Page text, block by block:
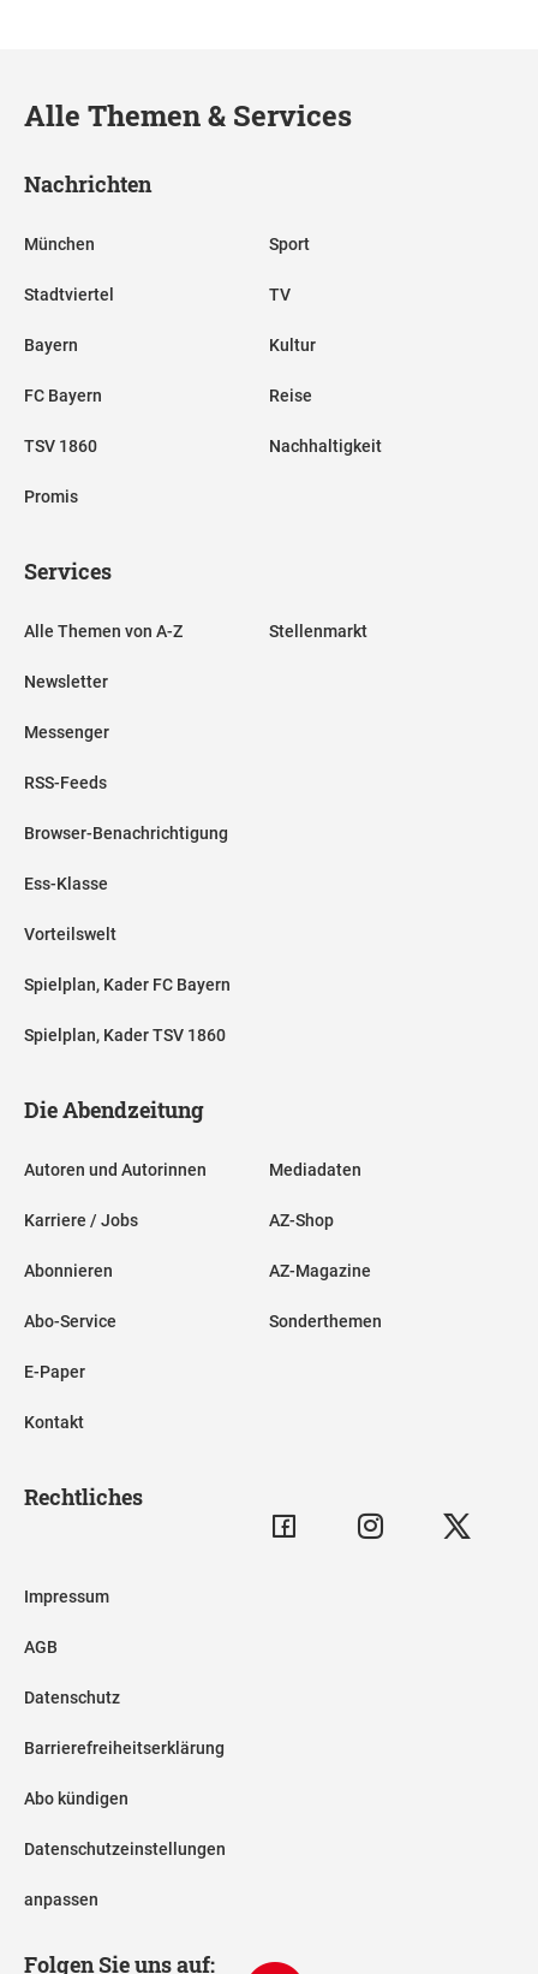
Alle Themen & Services
Nachrichten
München
Stadtviertel
Bayern
FC Bayern
TSV 1860
Promis
Sport
TV
Kultur
Reise
Nachhaltigkeit
Services
Alle Themen von A-Z
Newsletter
Messenger
RSS-Feeds
Browser-Benachrichtigung
Ess-Klasse
Vorteilswelt
Spielplan, Kader FC Bayern
Spielplan, Kader TSV 1860
Stellenmarkt
Die Abendzeitung
Autoren und Autorinnen
Karriere / Jobs
Abonnieren
Abo-Service
E-Paper
Kontakt
Mediadaten
AZ-Shop
AZ-Magazine
Sonderthemen
Rechtliches
Impressum
AGB
Datenschutz
Barrierefreiheitserklärung
Abo kündigen
Datenschutzeinstellungen
anpassen
Folgen Sie uns auf: